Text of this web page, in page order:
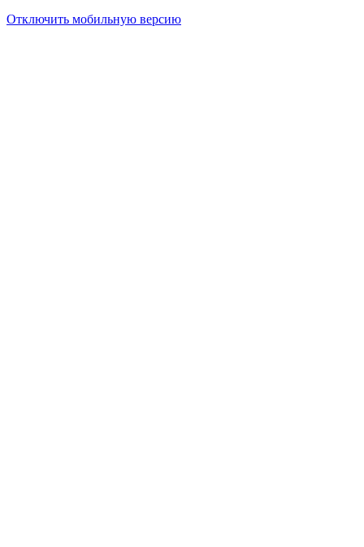
Отключить мобильную версию